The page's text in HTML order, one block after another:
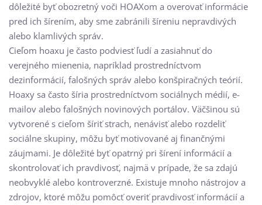
dôležité byť obozretný voči HOAXom a overovať informácie
pred ich šírením, aby sme zabránili šíreniu nepravdivých
alebo klamlivých správ.
Cieľom hoaxu je často podviesť ľudí a zasiahnuť do
verejného mienenia, napríklad prostredníctvom
dezinformácií, falošných správ alebo konšpiračných teórií.
Hoaxy sa často šíria prostredníctvom sociálnych médií, e-
mailov alebo falošných novinových portálov. Väčšinou sú
vytvorené s cieľom šíriť strach, nenávisť alebo rozdeliť
sociálne skupiny, môžu byť motivované aj finančnými
záujmami. Je dôležité byť opatrný pri šírení informácií a
skontrolovať ich pravdivosť, najmä v prípade, že sa zdajú
neobvyklé alebo kontroverzné. Existuje mnoho nástrojov a
zdrojov, ktoré môžu pomôcť overiť pravdivosť informácií a